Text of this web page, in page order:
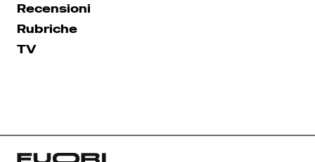
Recensioni
Rubriche
TV